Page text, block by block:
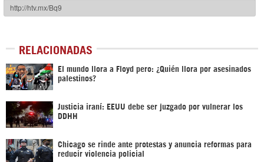
RELACIONADAS
El mundo llora a Floyd pero: ¿Quién llora por asesinados
palestinos?
Justicia iraní: EEUU debe ser juzgado por vulnerar los
DDHH
Chicago se rinde ante protestas y anuncia reformas para
reducir violencia policial